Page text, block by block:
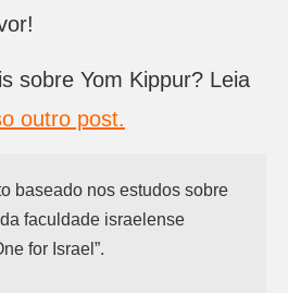
sobre Yom Kippur? Leia
outro post.
baseado nos estudos sobre
faculdade israelense
for Israel”.